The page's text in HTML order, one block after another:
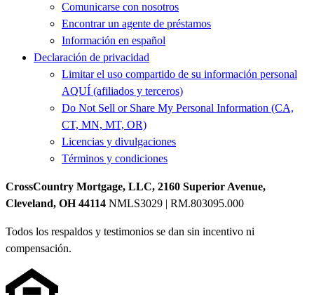
Comunicarse con nosotros
Encontrar un agente de préstamos
Información en español
Declaración de privacidad
Limitar el uso compartido de su información personal
AQUÍ (afiliados y terceros)
Do Not Sell or Share My Personal Information (CA,
CT, MN, MT, OR)
Licencias y divulgaciones
Términos y condiciones
CrossCountry Mortgage, LLC, 2160 Superior Avenue,
Cleveland, OH 44114 NMLS3029 | RM.803095.000
Todos los respaldos y testimonios se dan sin incentivo ni
compensación.